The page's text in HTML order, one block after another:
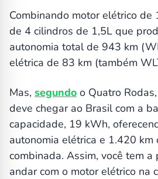
Combinando motor elétrico
de 4 cilindros de 1,5L que
autonomia total de 943 km
elétrica de 83 km (também
Mas, segundo o Quatro
deve chegar ao Brasil com a
capacidade, 19 kWh,
autonomia elétrica e 1.420 km
combinada. Assim, você tem
andar com o motor elétrico na